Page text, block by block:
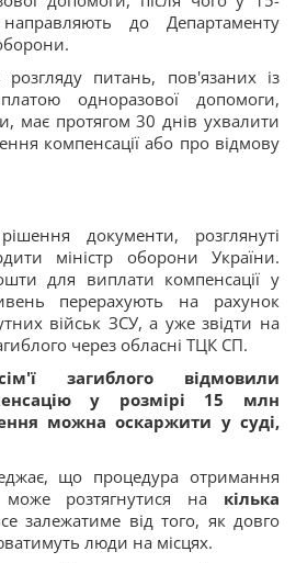
до Департаменту
розгляду питань, пов'язаних із
одноразової допомоги,
має протягом 30 днів ухвалити
компенсації або про відмову
документи, розглянуті
міністр оборони України.
для виплати компенсації у
перерахують на рахунок
військ ЗСУ, а уже звідти на
через обласні ТЦК СП.
загиблого відмовили
у розмірі 15 млн
можна оскаржити у суді,
що процедура отримання
розтягнутися на кілька
залежатиме від того, як довго
люди на місцях.